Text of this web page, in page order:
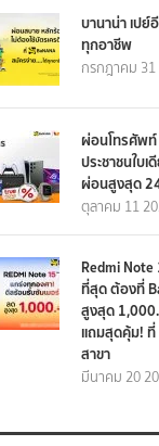
บานาน่า เปย์
ทุกอาชีพ
กรกฎาคม 31
ผ่อนโทรศัพท์
ประชาชนใบเ
ผ่อนสูงสุด
ตุลาคม 11
Redmi
ที่สุด ต้องที่
สูงสุด
แถมสุดคุ้ม! ที่
สาขา
มีนาคม 20